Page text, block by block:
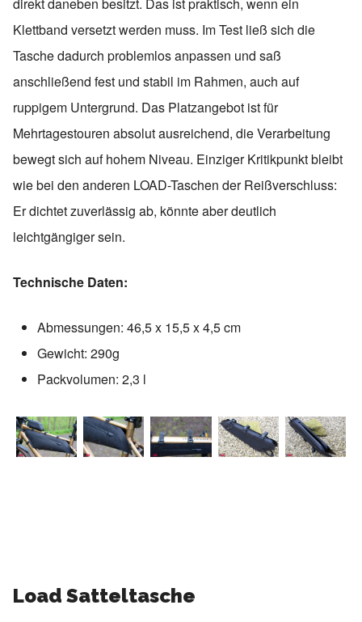
Klettband versetzt werden muss. Im Test ließ sich die
Tasche dadurch problemlos anpassen und saß
anschließend fest und stabil im Rahmen, auch auf
ruppigem Untergrund. Das Platzangebot ist für
Mehrtagestouren absolut ausreichend, die Verarbeitung
bewegt sich auf hohem Niveau. Einziger Kritikpunkt bleibt
wie bei den anderen LOAD-Taschen der Reißverschluss:
Er dichtet zuverlässig ab, könnte aber deutlich
leichtgängiger sein.
Technische Daten:
Abmessungen: 46,5 x 15,5 x 4,5 cm
Gewicht: 290g
Packvolumen: 2,3 l
Load Satteltasche